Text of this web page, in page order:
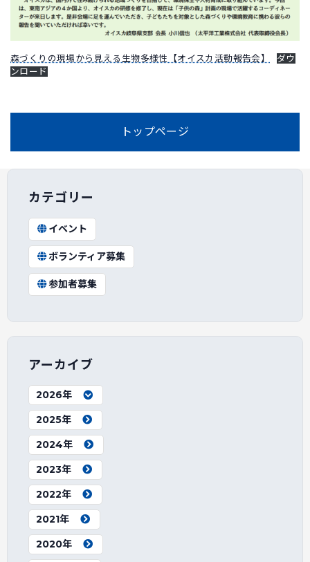
森づくりの現場から見える生物多様性【オイスカ活動報告会】
ダウ
ンロード
トップページ
カテゴリー
イベント
ボランティア募集
参加者募集
アーカイブ
2026年
2025年
2024年
2023年
2022年
2021年
2020年